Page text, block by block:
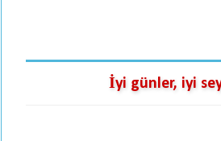
İyi günler, iyi